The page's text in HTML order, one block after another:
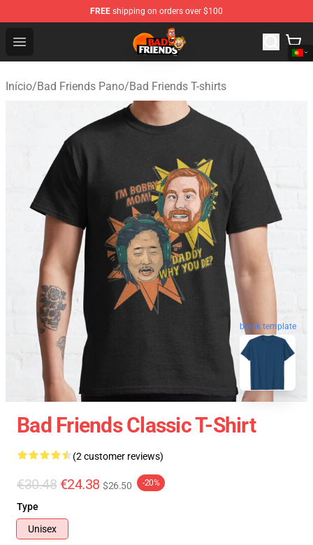
FREE shipping on orders over $100
Open menu
Bad Friends Shop - Official Bad Friends Merchandise
Início/Bad Friends Pano/Bad Friends T-shirts
blank template
Bad Friends Classic T-Shirt
(2 customer reviews)
€30.48 €24.38 $26.50 -20%
Type
Unisex